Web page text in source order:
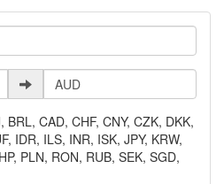
CAD, CHF, CNY, CZK, DKK,
IDR, ILS, INR, ISK, JPY, KRW,
PLN, RON, RUB, SEK, SGD,